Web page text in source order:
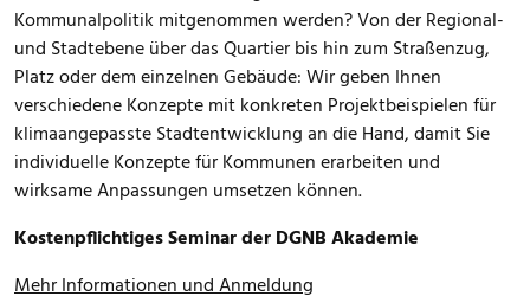
Kommunalpolitik mitgenommen werden? Von der Regional-
und Stadtebene über das Quartier bis hin zum Straßenzug,
Platz oder dem einzelnen Gebäude: Wir geben Ihnen
verschiedene Konzepte mit konkreten Projektbeispielen für
klimaangepasste Stadtentwicklung an die Hand, damit Sie
individuelle Konzepte für Kommunen erarbeiten und
wirksame Anpassungen umsetzen können.
Kostenpflichtiges Seminar der DGNB Akademie
Mehr Informationen und Anmeldung